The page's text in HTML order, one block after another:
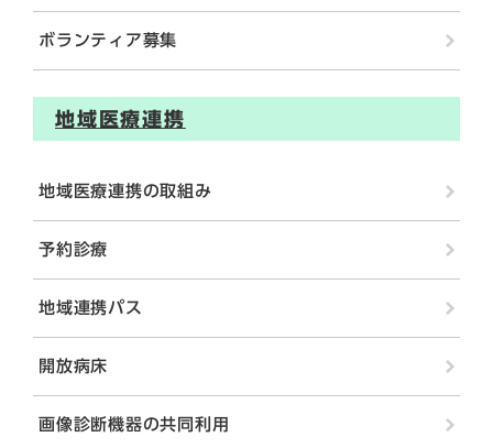
ボランティア募集
地域医療連携
地域医療連携の取組み
予約診療
地域連携パス
開放病床
画像診断機器の共同利用